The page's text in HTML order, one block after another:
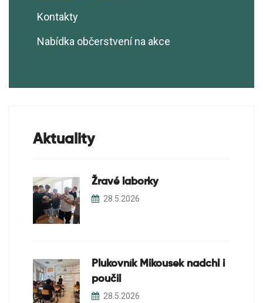
Kontakty
Nabídka občerstvení na akce
Aktuality
Žravé laborky
28.5.2026
Plukovník Mikousek nadchl i
poučil
28.5.2026